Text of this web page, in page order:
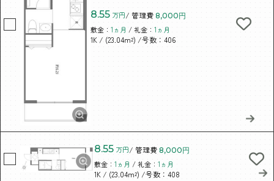
8.55 万円/ 管理費 8,000円
敷金： 1ヵ月 / 礼金： 1ヵ月
1K / (23.04m²) /号数：406
8.55 万円/ 管理費 8,000円
敷金：1ヵ月 / 礼金：1ヵ月
1K / (23.04m²) /号数：408